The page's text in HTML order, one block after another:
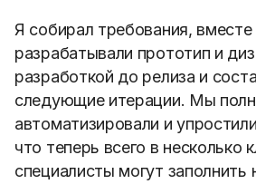
Я собирал требования,
разрабатывали прототип и
разработкой до релиза и
следующие итерации. Мы
автоматизировали и
что теперь всего в несколько
специалисты могут